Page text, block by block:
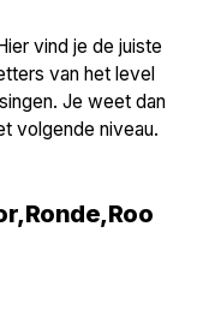
vind je de juiste
van het level
Je weet dan
volgende niveau.